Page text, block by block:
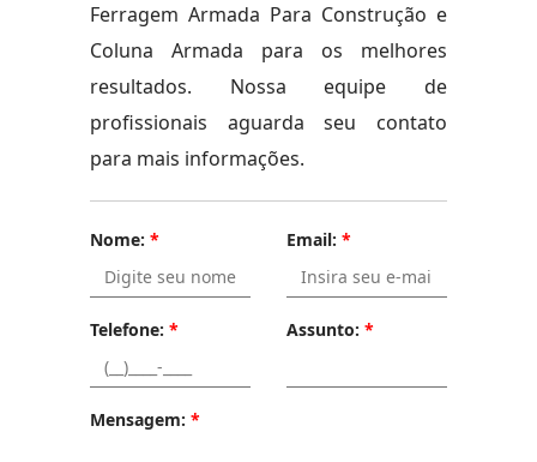
Ferragem Armada Para Construção e
Coluna Armada para os melhores
resultados. Nossa equipe de
profissionais aguarda seu contato
para mais informações.
Nome: * Email: *
Telefone: * Assunto: *
Mensagem: *